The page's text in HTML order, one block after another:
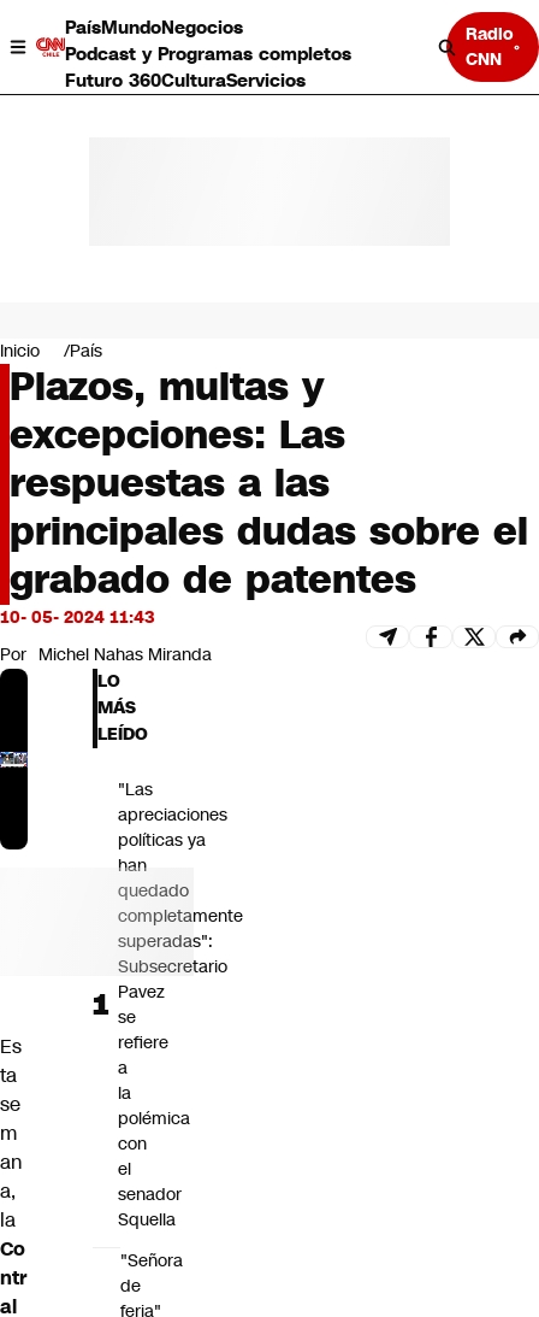
PaísMundoNegocios
Podcast y Programas completos
Futuro 360CulturaServicios
Radio
CNN
Negocios
Deportes
Programas completos
Cultura
Servicios
Bits
CNN Data
CNN tiempo
Futuro 360
Opinión
Inicio País
Plazos, multas y
excepciones: Las
respuestas a las
principales dudas sobre el
grabado de patentes
10- 05- 2024 11:43
Por Michel Nahas Miranda
Es
ta
se
m
an
a,
la
Co
ntr
al
LO
MÁS
LEÍDO
"Las
apreciaciones
políticas ya
han
quedado
completamente
superadas":
Subsecretario
Pavez
se
refiere
a
la
polémica
con
el
senador
Squella
"Señora
de
feria"